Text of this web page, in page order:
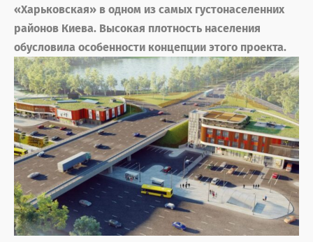
Агентские услуги торговая недвижимость
Управление недвижимостью
Консалтинг и оценка
«Харьковская» в одном из самых густонаселенних
районов Киева. Высокая плотность населения
обусловила особенности концепции этого проекта.